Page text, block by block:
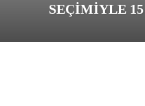
SEÇIMIYLE